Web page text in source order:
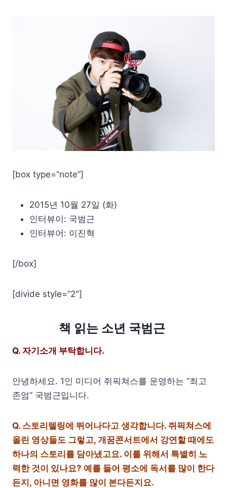
[box type=”note”]
2015년 10월 27일 (화)
인터뷰이: 국범근
인터뷰어: 이진혁
[/box]
[divide style=”2″]
책 읽는 소년 국범근
Q. 자기소개 부탁합니다.
안녕하세요. 1인 미디어 쥐픽쳐스를 운영하는 “최고
존엄” 국범근입니다.
Q. 스토리텔링에 뛰어나다고 생각합니다. 쥐픽쳐스에
올린 영상들도 그렇고, 개꿈콘서트에서 강연할 때에도
하나의 스토리를 담아냈고요. 이를 위해서 특별히 노
력한 것이 있나요? 예를 들어 평소에 독서를 많이 한다
든지, 아니면 영화를 많이 본다든지요.